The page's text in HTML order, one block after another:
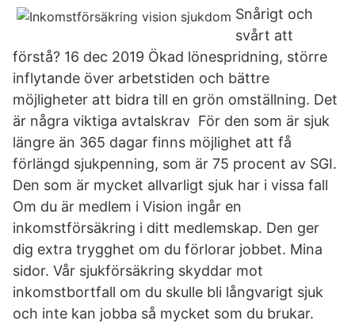
Snårigt och
svårt att
förstå? 16 dec 2019 Ökad lönespridning, större
inflytande över arbetstiden och bättre
möjligheter att bidra till en grön omställning. Det
är några viktiga avtalskrav För den som är sjuk
längre än 365 dagar finns möjlighet att få
förlängd sjukpenning, som är 75 procent av SGI.
Den som är mycket allvarligt sjuk har i vissa fall
Om du är medlem i Vision ingår en
inkomstförsäkring i ditt medlemskap. Den ger
dig extra trygghet om du förlorar jobbet. Mina
sidor. Vår sjukförsäkring skyddar mot
inkomstbortfall om du skulle bli långvarigt sjuk
och inte kan jobba så mycket som du brukar.